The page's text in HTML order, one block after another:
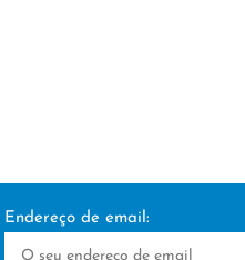
Endereço de email: